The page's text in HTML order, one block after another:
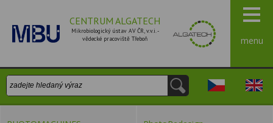
CENTRUM ALGATECH
Mikrobiologický ústav AV ČR, v.v.i. -
vědecké pracoviště Třeboň
menu
Vyhledávání: Česky